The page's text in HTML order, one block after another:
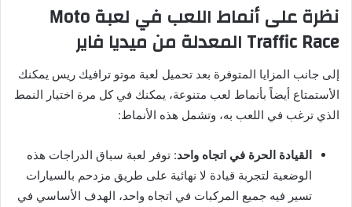
نظرة على أنماط اللعب في لعبة Moto
Traffic Race المعدلة من ميديا فاير
إلى جانب المزايا المتوفرة بعد تحميل لعبة موتو ترافيك ريس يمكنك
الأستمتاع أيضاً بأنماط لعب متنوعة، يمكنك في كل مرة اختيار النمط
الذي ترغب في اللعب به، وتشمل هذه الأنماط:
القيادة الحرة في اتجاه واحد: توفر لعبة سباق الدراجات هذه
الوضعية لتجربة قيادة لا نهائية على طريق مزدحم بالسيارات
تسير فيه جميع المركبات في اتجاه واحد، الهدف الأساسي في